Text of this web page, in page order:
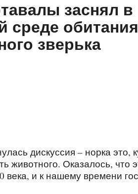
заснял в
среде обитания
зверька
дискуссия – норка
животного. Оказалось, что
века, и к нашему времени